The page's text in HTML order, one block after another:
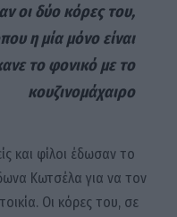
οι δύο κόρες του,
η μία μόνο είναι
το φονικό με το
κουζινομάχαιρο
και φίλοι έδωσαν το
Κωτσέλα για να τον
Οι κόρες του, σε